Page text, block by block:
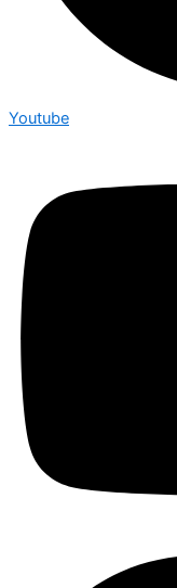
Youtube